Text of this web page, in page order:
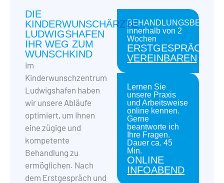
DIE
KINDERWUNSCHÄRZTE
LUDWIGSHAFEN
IHR WEG ZUM
WUNSCHKIND
Im
Kinderwunschzentrum
Ludwigshafen haben
wir unsere Abläufe
optimiert, um Ihnen
eine zügige und
kompetente
Behandlung zu
ermöglichen. Nach
dem Erstgespräch und
BEHANDLUNGSBEGINN
innerhalb von 2
Wochen
ERSTGESPRÄCH
VEREINBAREN
Lernen Sie
unsere Praxis
und Arbeitsweise
online kennen.
Gerne
beantworte ich
Ihre Fragen.
Dauer ca. 45
Min.
ONLINE
INFOABEND